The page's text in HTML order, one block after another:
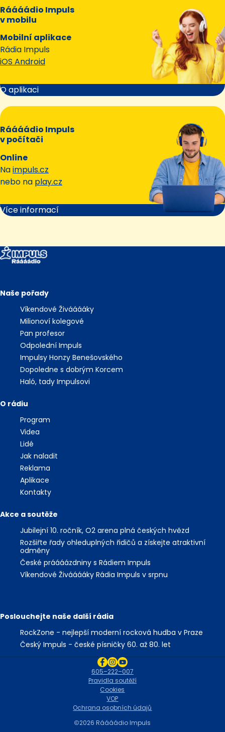
Ráááádio Impuls
v mobilu
Mobilní aplikace
Rádia Impuls
iOS Android
O aplikaci
Ráááádio Impuls
v počítači
Online
Naimpuls.cz
nebo na play.cz
Více informací
Naše pořady
Víkendové Živááááky
Milionoví kolegové
Pan profesor
Odpolední Impuls
Impulsy Honzy Benešovského
Dopoledne s dobrým Korcem
Haló, tady Impulsovi
O rádiu
Program
Videa
Lidé
Jak naladit
Reklama
Aplikace
Kontakty
Akce a soutěže
Jubilejní 10. ročník, O2 arena plná českých hvězd
Rozšiřte řady ohleduplných řidičů a získejte atraktivní
odměny
České práááázdniny s Rádiem Impuls
Víkendové Živááááky Rádia Impuls v srpnu
Poslouchejte naše další rádia
RockZone - nejlepší moderní rocková hudba v Praze
Český Impuls - české písničky 60. až 80. let
2026 Ráááádio Impuls
Ochrana osobních údajů
VOP
Cookies
Pravidla soutěží
605–222–007